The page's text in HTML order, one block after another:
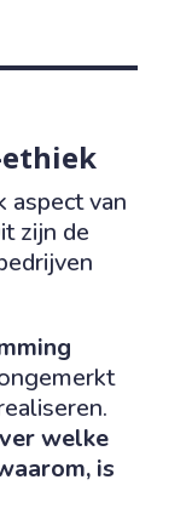
aspect van
zijn de
welke
is